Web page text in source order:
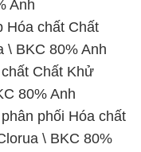
Anh
Hóa chất Chất
\ BKC 80% Anh
Chất Khử
80% Anh
phối Hóa chất
\ BKC 80%